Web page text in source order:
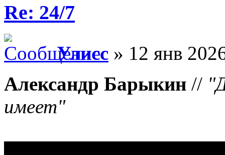
Re: 24/7
Улисс » 12 янв
Александр Барыкин //
имеет"